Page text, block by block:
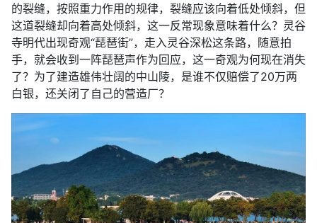
的裂缝，按照重力作用的规律，裂缝应该向着低处倾斜，但
这道裂缝却向着高处倾斜，这一反常现象意味着什么？灵谷
寺明代出现奇观“琵琶街”，走入灵谷深松这条路，随意拍
手，就会收到一阵琵琶声作为回应，这一奇观为何现在消失
了？为了建造雄伟壮阔的中山陵，是谁不仅赔偿了20万两
白银，还关闭了自己的营造厂？